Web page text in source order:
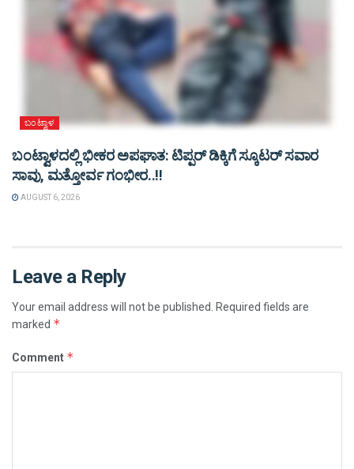
ಬಂಟ್ವಾಳ
ಬಂಟ್ವಾಳದಲ್ಲಿ ಭೀಕರ ಅಪಘಾತ: ಟಿಪ್ಪರ್ ಡಿಕ್ಕಿಗೆ ಸ್ಕೂಟರ್ ಸವಾರ
ಸಾವು, ಮತ್ತೋರ್ವ ಗಂಭೀರ..!!
AUGUST 6, 2026
Leave a Reply
Your email address will not be published. Required fields are
marked *
Comment *